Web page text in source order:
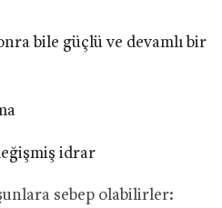
bile güçlü ve devamlı bir
idrar
sebep olabilirler: